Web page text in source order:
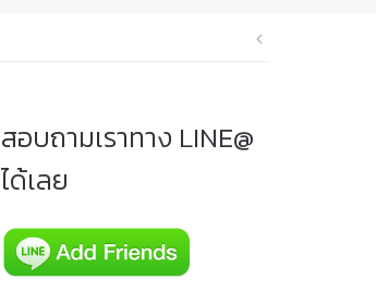
แนะแนว
สอบถามเราทาง LINE@
ได้เลย